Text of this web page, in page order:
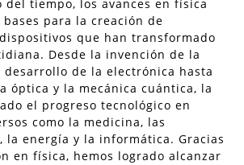
del tiempo, los avances en física
para la creación de
que han transformado
Desde la invención de la
de la electrónica hasta
óptica y la mecánica cuántica, la
el progreso tecnológico en
como la medicina, las
la energía y la informática. Gracias
en física, hemos logrado alcanzar